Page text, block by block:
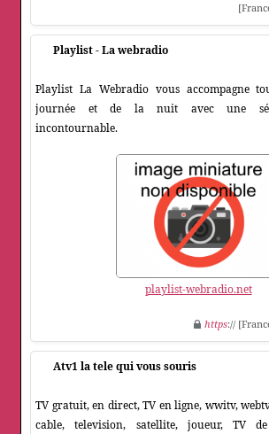
Playlist - La webradio
Playlist La Webradio vous accompagne
journée et de la nuit avec une
incontournable.
playlist-webradio.net
https://
Atv1 la tele qui vous souris
TV gratuit, en direct, TV en ligne, wwitv,
cable, television, satellite, joueur, TV